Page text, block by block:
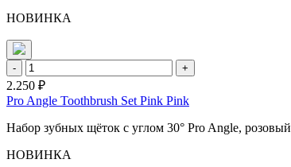
НОВИНКА
- +
2.250 ₽
Pro Angle Toothbrush Set Pink Pink
Набор зубных щёток с углом 30° Pro Angle, розовый
НОВИНКА